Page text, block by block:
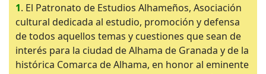
1. El Patronato de Estudios Alhameños, Asociación
cultural dedicada al estudio, promoción y defensa
de todos aquellos temas y cuestiones que sean de
interés para la ciudad de Alhama de Granada y de la
histórica Comarca de Alhama, en honor al eminente